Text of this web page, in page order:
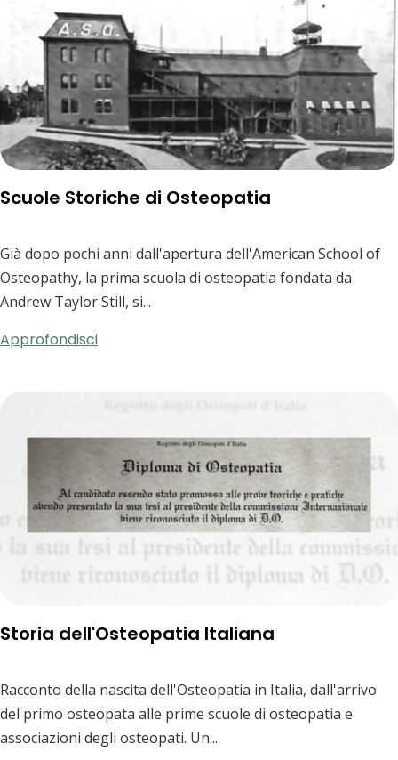
Scuole Storiche di Osteopatia
Già dopo pochi anni dall'apertura dell'American School of
Osteopathy, la prima scuola di osteopatia fondata da
Andrew Taylor Still, si...
Approfondisci
Storia dell'Osteopatia Italiana
Racconto della nascita dell'Osteopatia in Italia, dall'arrivo
del primo osteopata alle prime scuole di osteopatia e
associazioni degli osteopati. Un...